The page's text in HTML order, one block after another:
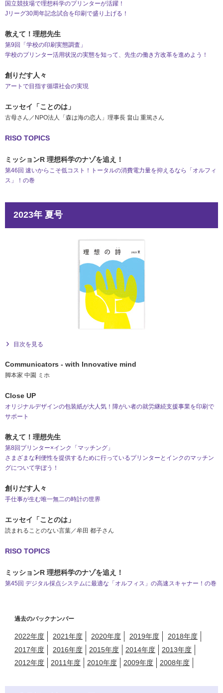
国立競技場で理想科学のプリンターが活躍！
Jリーグ30周年記念試合を印刷で盛り上げる！
教えて！理想先生
第9回「学校の印刷実態調査」
学校のプリンター活用状況の実態を知って、先生の働き方改革を進めよう！
創りだす人々
アートで目指す循環社会の実現
エッセイ「ことのは」
古母さん／NPO法人「森は海の恋人」理事長 畠山 重篤さん
RISO TOPICS
ミッションR 理想科学のナゾを追え！
第46回 速いからこそ低コスト！トータルの消費電力量を抑えるなら「オルフィ
ス」！の巻
2023年 夏号
目次を見る
Communicators - with Innovative mind
脚本家 中園 ミホ
Close UP
オリジナルデザインの包装紙が大人気！障がい者の就労継続支援事業を印刷で
サポート
教えて！理想先生
第8回プリンター×インク「マッチング」
さまざまな利便性を提供するために行っているプリンターとインクのマッチン
グについて学ぼう！
創りだす人々
手仕事が生む唯一無二の時計の世界
エッセイ「ことのは」
読まれることのない言葉／牟田 都子さん
RISO TOPICS
ミッションR 理想科学のナゾを追え！
第45回 デジタル採点システムに最適な「オルフィス」の高速スキャナー！の巻
過去のバックナンバー
2022年度 2021年度 2020年度 2019年度
2018年度
2017年度
2016年度 2015年度 2014年度
2013年度
2012年度
2011年度 2010年度 2009年度 2008年度